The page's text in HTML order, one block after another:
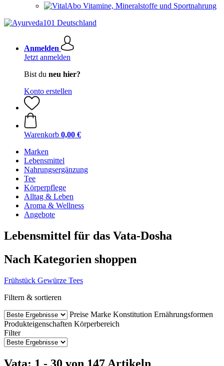
Vitamine, Mineralstoffe und Sportnahrung
Anmelden
Jetzt anmelden
Bist du neu hier?
Konto erstellen
Warenkorb 0,00 €
Marken
Lebensmittel
Nahrungsergänzung
Tee
Körperpflege
Alltag & Leben
Aroma & Wellness
Angebote
Lebensmittel für das Vata-Dosha
Nach Kategorien shoppen
Frühstück Gewürze Tees
Filtern & sortieren
Preise Marke Konstitution Ernährungsformen
Produkteigenschaften Körperbereich
Filter
Vata: 1 - 30 von 147 Artikeln